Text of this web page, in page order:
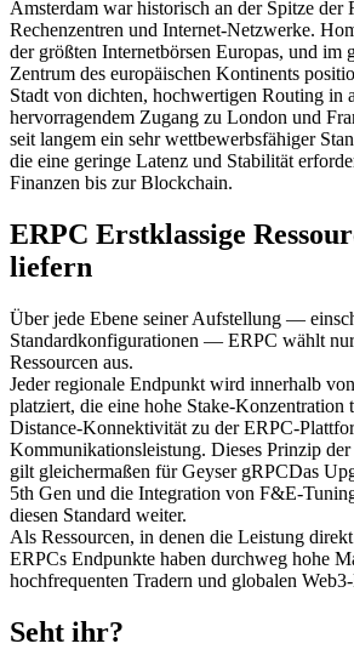
Amsterdam war historisch an der Spitze der
Rechenzentren und Internet-Netzwerke.
der größten Internetbörsen Europas, und im
Zentrum des europäischen Kontinents
Stadt von dichten, hochwertigen Routing in
hervorragendem Zugang zu London und
seit langem ein sehr wettbewerbsfähiger
die eine geringe Latenz und Stabilität
Finanzen bis zur Blockchain.
ERPC Erstklassige
liefern
Über jede Ebene seiner Aufstellung —
Standardkonfigurationen — ERPC wählt
Ressourcen aus.
Jeder regionale Endpunkt wird innerhalb
platziert, die eine hohe Stake-Konzentration
Distance-Konnektivität zu der ERPC-
Kommunikationsleistung. Dieses Prinzip
gilt gleichermaßen für Geyser gRPCDas
5th Gen und die Integration von F&E-
diesen Standard weiter.
Als Ressourcen, in denen die Leistung
ERPCs Endpunkte haben durchweg hohe
hochfrequenten Tradern und globalen
Seht ihr?